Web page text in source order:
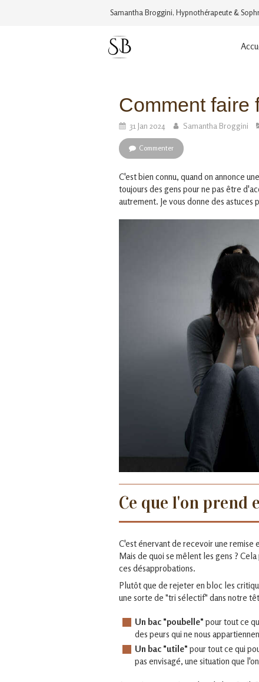
Samantha Broggini, Hypnothérapeute &
Comment faire
31 Jan 2024 Samantha Broggini
Commenter
C'est bien connu, quand on annonce
toujours des gens pour ne pas être
autrement. Je vous donne des
Ce que l'on prend
C'est énervant de recevoir une remise
Mais de quoi se mêlent les gens ?
ces désapprobations.
Plutôt que de rejeter en bloc les
une sorte de "tri sélectif" dans notre
Un bac "poubelle" pour tout ce
des peurs qui ne nous
Un bac "utile" pour tout ce qui
pas envisagé, une situation que